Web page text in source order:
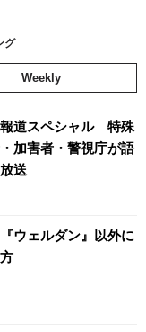
グ
Weekly
道スペシャル 特殊
加害者・警視庁が語
送
ウェルダン』以外に